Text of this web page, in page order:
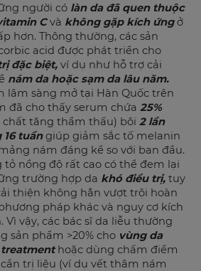
người có làn da đã quen thuộc
Cvà không gặp kích ứngở
hơn. Thông thường, các sản
acid được phát triển cho
đặc biệt, ví dụ như hỗ trợ cải
nám da hoặc sạm da lâu năm.
lâm sàng mở tại Hàn Quốc trên
đã cho thấy serum chứa 25%
chất tăng thẩm thấu) bôi 2 lần
tuầngiúp giảm sắc tố melanin
nám đáng kể so với ban đầu.
nồng độ rất cao có thể đem lại
trường hợp da khó điều trị, tuy
thiện không hẳn vượt trội hoàn
pháp khác và nguy cơ kích
Vì vậy, các bác sĩ da liễu thường
sản phẩm >20% cho vùng da
hoặc dùng chấm điểm
trị liệu (ví dụ vết thâm nám